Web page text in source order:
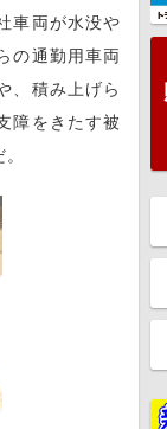
車両が水没や
の通勤用車両
、積み上げら
障をきたす被